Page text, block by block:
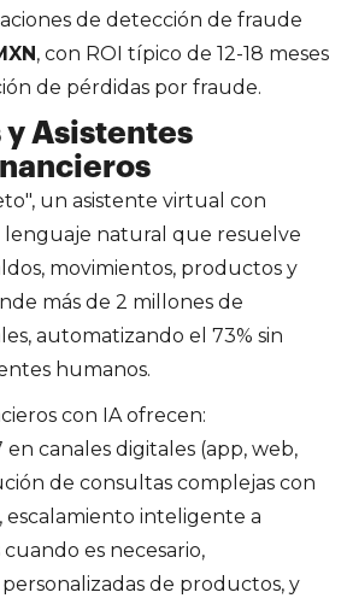
de detección de fraude
, con ROI típico de 12-18 meses
de pérdidas por fraude.
Asistentes
un asistente virtual con
lenguaje natural que resuelve
movimientos, productos y
más de 2 millones de
automatizando el 73% sin
humanos.
con IA ofrecen:
canales digitales (app, web,
de consultas complejas con
inteligente a
es necesario,
de productos, y